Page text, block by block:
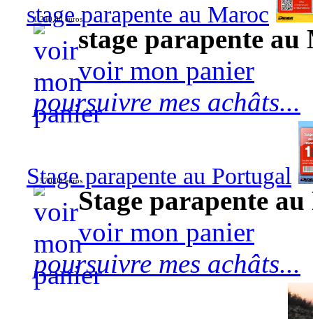
stage parapente au Maroc
1 240,00 euros
stage parapente au
voir mon panier
poursuivre mes achâts...
Stage parapente au Portugal
570,00 euros
Stage parapente
voir mon panier
poursuivre mes achâts...